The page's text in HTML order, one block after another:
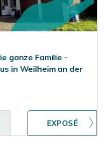
ganze Familie -
in Weilheim an der